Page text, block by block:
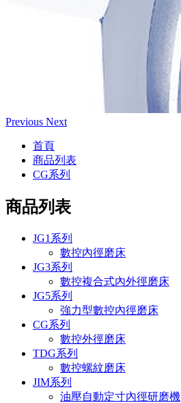
Previous Next
首頁
商品列表
CG系列
商品列表
JG1系列
數控內徑磨床
JG3系列
數控複合式內外徑磨床
JG5系列
強力型數控內徑磨床
CG系列
數控外徑磨床
TDG系列
數控螺紋磨床
JIM系列
油壓自動定寸內徑研磨機